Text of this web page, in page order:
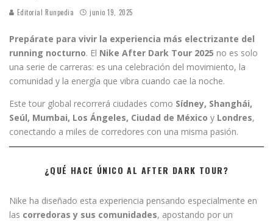
Editorial Runpedia junio 19, 2025
Prepárate para vivir la experiencia más electrizante del
running nocturno. El Nike After Dark Tour 2025 no es solo
una serie de carreras: es una celebración del movimiento, la
comunidad y la energía que vibra cuando cae la noche.
Este tour global recorrerá ciudades como Sídney, Shanghái,
Seúl, Mumbai, Los Ángeles, Ciudad de México y Londres,
conectando a miles de corredores con una misma pasión.
¿QUÉ HACE ÚNICO AL AFTER DARK TOUR?
Nike ha diseñado esta experiencia pensando especialmente en
las corredoras y sus comunidades, apostando por un